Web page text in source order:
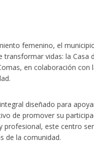
femenino, el
vidas: la Casa
en colaboración con
diseñado para
de promover su
profesional, este centro
de la comunidad.